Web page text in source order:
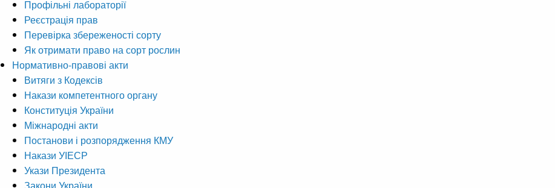
Профільні лабораторії
Реєстрація прав
Перевірка збереженості сорту
Як отримати право на сорт рослин
Нормативно-правові акти
Витяги з Кодексів
Накази компетентного органу
Конституція України
Міжнародні акти
Постанови і розпорядження КМУ
Накази УІЕСР
Укази Президента